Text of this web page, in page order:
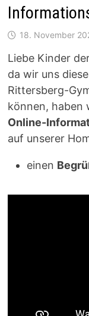
POST
18. November
Liebe Kinder
da wir uns
Rittersberg-
können, haben
Online-
auf unserer
einen